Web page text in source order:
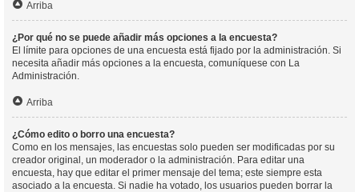
Arriba
¿Por qué no se puede añadir más opciones a la encuesta?
El límite para opciones de una encuesta está fijado por la administración. Si
necesita añadir más opciones a la encuesta, comuníquese con La
Administración.
Arriba
¿Cómo edito o borro una encuesta?
Como en los mensajes, las encuestas solo pueden ser modificadas por su
creador original, un moderador o la administración. Para editar una
encuesta, hay que editar el primer mensaje del tema; este siempre esta
asociado a la encuesta. Si nadie ha votado, los usuarios pueden borrar la